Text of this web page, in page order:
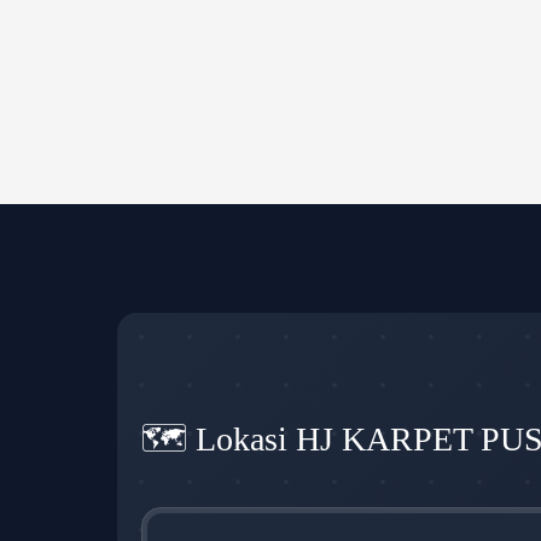
🗺️ Lokasi HJ KARPET